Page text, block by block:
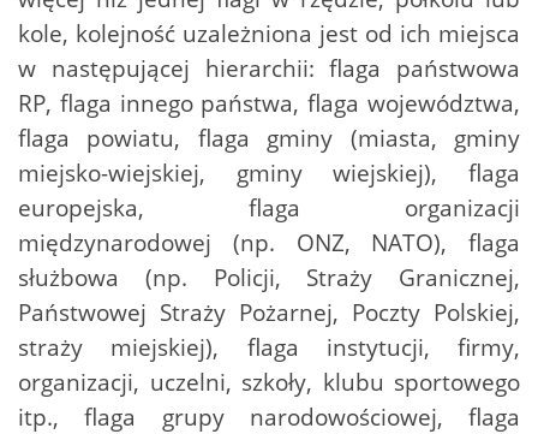
kole, kolejność uzależniona jest od ich miejsca
w następującej hierarchii: flaga państwowa
RP, flaga innego państwa, flaga województwa,
flaga powiatu, flaga gminy (miasta, gminy
miejsko-wiejskiej, gminy wiejskiej), flaga
europejska, flaga organizacji
międzynarodowej (np. ONZ, NATO), flaga
służbowa (np. Policji, Straży Granicznej,
Państwowej Straży Pożarnej, Poczty Polskiej,
straży miejskiej), flaga instytucji, firmy,
organizacji, uczelni, szkoły, klubu sportowego
itp., flaga grupy narodowościowej, flaga